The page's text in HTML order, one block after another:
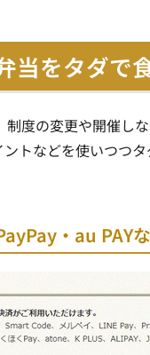
当をタダで
度の変更や開催し
トなどを使いつつタ
・au PAY